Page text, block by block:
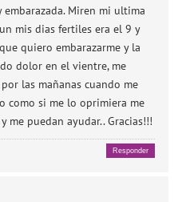
Miren mi ultima
mis dias fertiles era el 9 y
quiero embarazarme y la
dolor en el vientre, me
las mañanas cuando me
como si me lo oprimiera me
me puedan ayudar.. Gracias!!!
Responder